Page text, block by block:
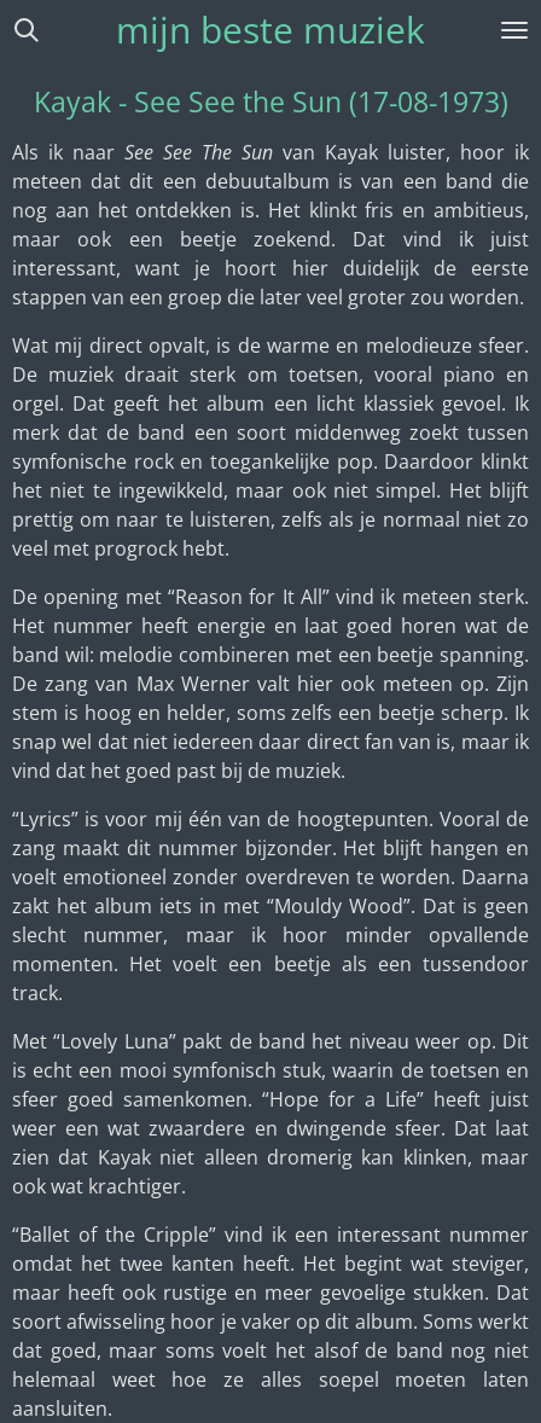
Ga
hoofdinhoud
mijn beste muziek
Kayak - See See the Sun (17-08-1973)
Als ik naar See See The Sun van Kayak luister, hoor ik
meteen dat dit een debuutalbum is van een band die
nog aan het ontdekken is. Het klinkt fris en ambitieus,
maar ook een beetje zoekend. Dat vind ik juist
interessant, want je hoort hier duidelijk de eerste
stappen van een groep die later veel groter zou worden.
Wat mij direct opvalt, is de warme en melodieuze sfeer.
De muziek draait sterk om toetsen, vooral piano en
orgel. Dat geeft het album een licht klassiek gevoel. Ik
merk dat de band een soort middenweg zoekt tussen
symfonische rock en toegankelijke pop. Daardoor klinkt
het niet te ingewikkeld, maar ook niet simpel. Het blijft
prettig om naar te luisteren, zelfs als je normaal niet zo
veel met progrock hebt.
De opening met “Reason for It All” vind ik meteen sterk.
Het nummer heeft energie en laat goed horen wat de
band wil: melodie combineren met een beetje spanning.
De zang van Max Wernervalt hier ook meteen op. Zijn
stem is hoog en helder, soms zelfs een beetje scherp. Ik
snap wel dat niet iedereen daar direct fan van is, maar ik
vind dat het goed past bij de muziek.
“Lyrics” is voor mij één van de hoogtepunten. Vooral de
zang maakt dit nummer bijzonder. Het blijft hangen en
voelt emotioneel zonder overdreven te worden. Daarna
zakt het album iets in met “Mouldy Wood”. Dat is geen
slecht nummer, maar ik hoor minder opvallende
momenten. Het voelt een beetje als een tussendoor
track.
Met “Lovely Luna” pakt de band het niveau weer op. Dit
is echt een mooi symfonisch stuk, waarin de toetsen en
sfeer goed samenkomen. “Hope for a Life” heeft juist
weer een wat zwaardere en dwingende sfeer. Dat laat
zien dat Kayak niet alleen dromerig kan klinken, maar
ook wat krachtiger.
“Ballet of the Cripple” vind ik een interessant nummer
omdat het twee kanten heeft. Het begint wat steviger,
maar heeft ook rustige en meer gevoelige stukken. Dat
soort afwisseling hoor je vaker op dit album. Soms werkt
dat goed, maar soms voelt het alsof de band nog niet
helemaal weet hoe ze alles soepel moeten laten
aansluiten.